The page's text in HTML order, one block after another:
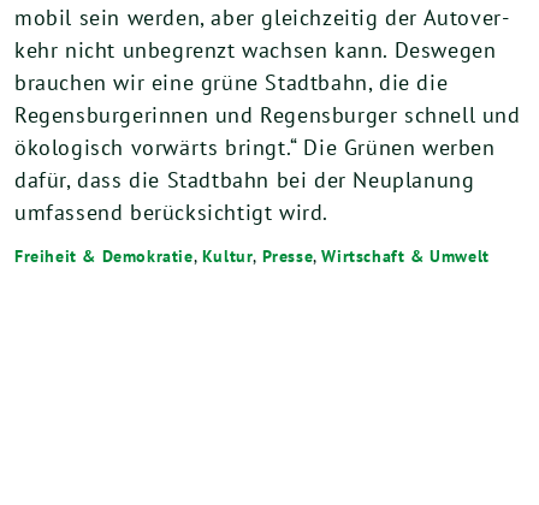
mobil sein wer­den, aber gleich­zei­tig der Auto­ver­
kehr nicht unbe­grenzt wach­sen kann. Des­we­gen
brau­chen wir eine grü­ne Stadt­bahn, die die
Regens­bur­ge­rin­nen und Regens­bur­ger schnell und
öko­lo­gisch vor­wärts bringt.“ Die Grü­nen wer­ben
dafür, dass die Stadt­bahn bei der Neu­pla­nung
umfas­send berück­sich­tigt wird.
Freiheit & Demokratie, Kultur, Presse,Wirtschaft & Umwelt